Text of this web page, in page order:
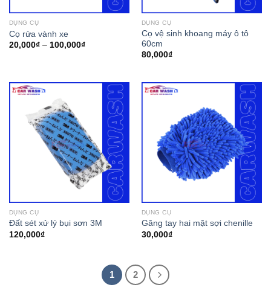
DỤNG CỤ
Cọ rửa vành xe
20,000₫– 100,000₫
DỤNG CỤ
Cọ vệ sinh khoang máy ô tô
60cm
80,000₫
DỤNG CỤ
Đất sét xử lý bụi sơn 3M
120,000₫
DỤNG CỤ
Găng tay hai mặt sợi chenille
30,000₫
1 2